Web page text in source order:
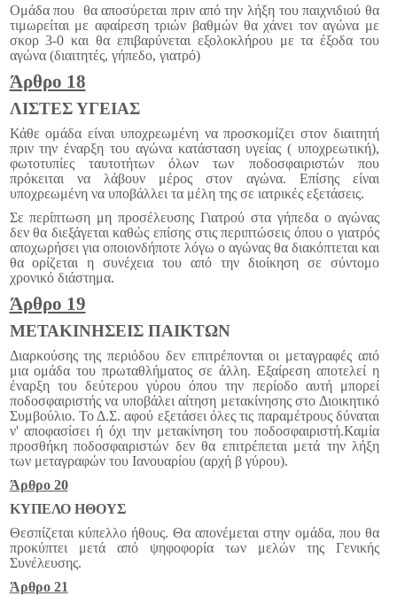
Ομάδα που θα αποσύρεται πριν από την λήξη του παιχνιδιού θα
τιμωρείται με αφαίρεση τριών βαθμών θα χάνει τον αγώνα με
σκορ 3-0 και θα επιβαρύνεται εξολοκλήρου με τα έξοδα του
αγώνα (διαιτητές, γήπεδο, γιατρό)
Άρθρο 18
ΛΙΣΤΕΣ ΥΓΕΙΑΣ
Κάθε ομάδα είναι υποχρεωμένη να προσκομίζει στον διαιτητή
πριν την έναρξη του αγώνα κατάσταση υγείας ( υποχρεωτική),
φωτοτυπίες ταυτοτήτων όλων των ποδοσφαιριστών που
πρόκειται να λάβουν μέρος στον αγώνα. Επίσης είναι
υποχρεωμένη να υποβάλλει τα μέλη της σε ιατρικές εξετάσεις.
Σε περίπτωση μη προσέλευσης Γιατρού στα γήπεδα ο αγώνας
δεν θα διεξάγεται καθώς επίσης στις περιπτώσεις όπου ο γιατρός
αποχωρήσει για οποιονδήποτε λόγω ο αγώνας θα διακόπτεται και
θα ορίζεται η συνέχεια του από την διοίκηση σε σύντομο
χρονικό διάστημα.
Άρθρο 19
ΜΕΤΑΚΙΝΗΣΕΙΣ ΠΑΙΚΤΩΝ
Διαρκούσης της περιόδου δεν επιτρέπονται οι μεταγραφές από
μια ομάδα του πρωταθλήματος σε άλλη. Εξαίρεση αποτελεί η
έναρξη του δεύτερου γύρου όπου την περίοδο αυτή μπορεί
ποδοσφαιριστής να υποβάλει αίτηση μετακίνησης στο Διοικητικό
Συμβούλιο. Το Δ.Σ. αφού εξετάσει όλες τις παραμέτρους δύναται
ν' αποφασίσει ή όχι την μετακίνηση του ποδοσφαιριστή.Καμία
προσθήκη ποδοσφαιριστών δεν θα επιτρέπεται μετά την λήξη
των μεταγραφών του Ιανουαρίου (αρχή β γύρου).
Άρθρο 20
ΚΥΠΕΛΟ ΗΘΟΥΣ
Θεσπίζεται κύπελλο ήθους. Θα απονέμεται στην ομάδα, που θα
προκύπτει μετά από ψηφοφορία των μελών της Γενικής
Συνέλευσης.
Άρθρο 21